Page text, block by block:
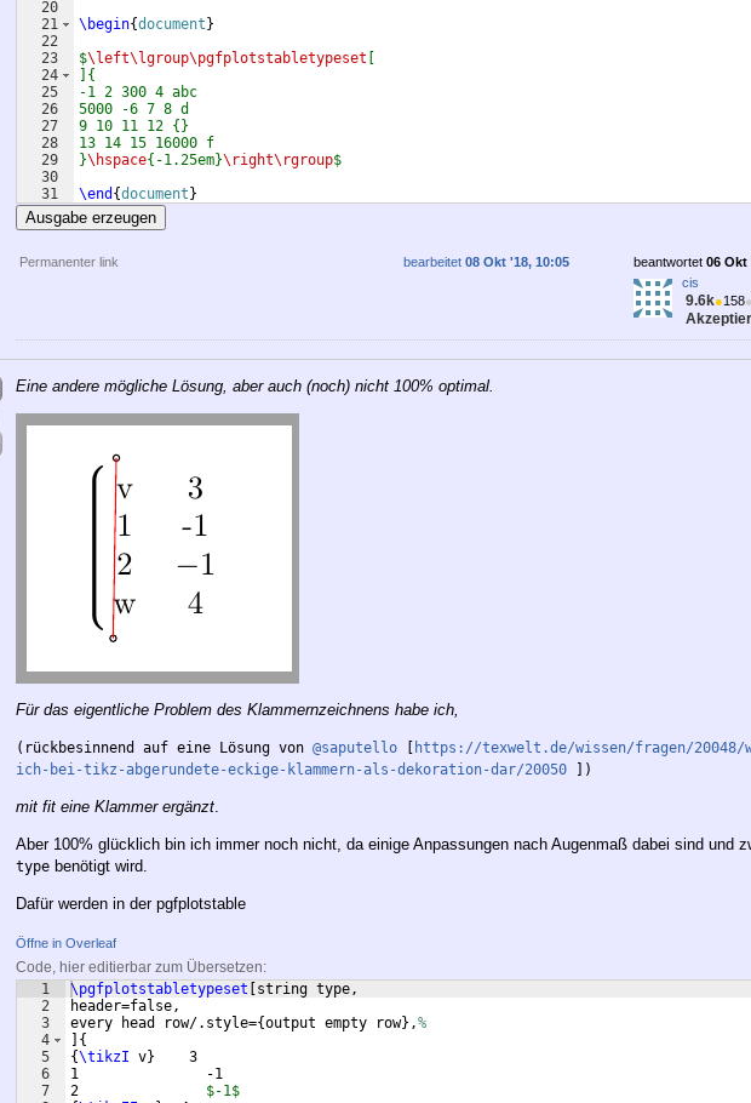
20
21
22
23
24
25
26
27
28
29
30
31
\begin{document }
$\left\lgroup\pgfplotstabletypeset
]{
-1 2 300 4 abc
5000 -6 7 8 d
9 10 11 12 {}
13 14 15 16000 f
}\hspace{-1.25em}\right\rgroup$
\end {document }
Ausgabe erzeugen
Permanenter link beantwortet 06 Okt
cis
9.6k●158●
bearbeitet 08 Okt '18, 10:05
Eine andere mögliche Lösung, aber auch (noch) nicht 100% optimal.
Für das eigentliche Problem des Klammernzeichnens habe ich,
(rückbesinnend auf eine Lösung von @saputello
https://texwelt.de/wissen/fragen/
ich-bei-tikz-abgerundete-eckige-klammern-als-dekoration-dar/20050 ])
mit fit eine Klammer ergänzt.
Aber 100% glücklich bin ich immer noch nicht, da einige Anpassungen nach Augenmaß dabei sind und
type benötigt wird.
Dafür werden in der pgfplotstable
Öffne in Overleaf
Code, hier editierbar zum Übersetzen:
1
2
3
4
5
6
7
\pgfplotstabletypeset
string type,
header=false,
every head row/.style={output empty row} ,%
{
{\tikzI v}
    3
1               -1
2 $-1$